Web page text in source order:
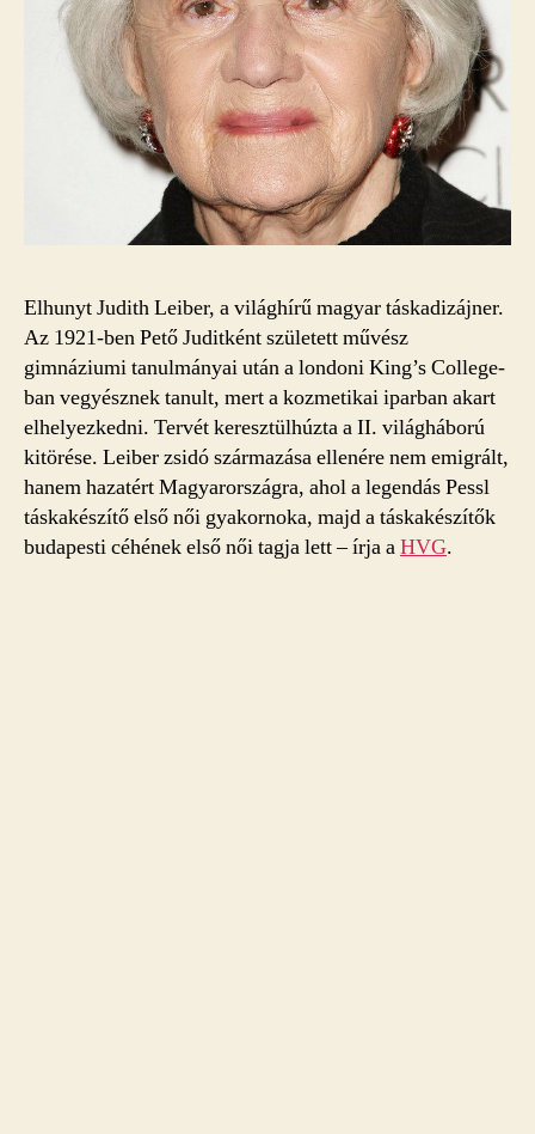
Elhunyt Judith Leiber, a világhírű magyar táskadizájner.
Az 1921-ben Pető Juditként született művész
gimnáziumi tanulmányai után a londoni King’s College-
ban vegyésznek tanult, mert a kozmetikai iparban akart
elhelyezkedni. Tervét keresztülhúzta a II. világháború
kitörése. Leiber zsidó származása ellenére nem emigrált,
hanem hazatért Magyarországra, ahol a legendás Pessl
táskakészítő első női gyakornoka, majd a táskakészítők
budapesti céhének első női tagja lett – írja aHVG.